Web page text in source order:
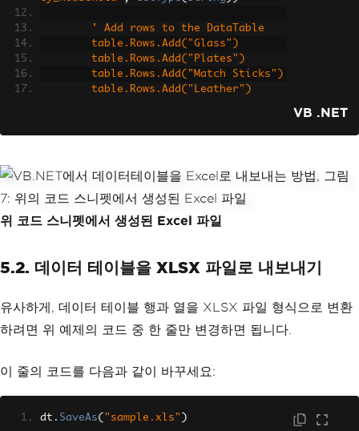
' Add rows to the DataTable
        table.Rows.Add("Glass")
        table.Rows.Add("Plates")
        table.Rows.Add("Match Sticks")
        table.Rows.Add("Leather")
        table.Rows.Add("Comb")
        table.Rows.Add("And Many Mor
e")
        '
Create a new Excel
Create( ExcelFileFormat.XLS)
' Select the default worksheet
        Dim dc As WorkSheet = dt.Defau
ltWorkSheet
ws and populate the Excel worksheet
Dim rowCount As Integer =
1
le . Rows
VB .NET
위 코드 스니펫에서 생성된 Excel 파일
5.2. 데이터 테이블을 XLSX 파일로 내보내기
유사하게, 데이터 테이블 행과 열을 XLSX 파일 형식으로 변환
하려면 위 예제의 코드 중 한 줄만 변경하면 됩니다.
이 줄의 코드를 다음과 같이 바꾸세요:
dt . SaveAs( "sample.xls" )